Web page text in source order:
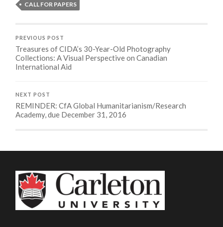
CALL FOR PAPERS
PREVIOUS POST
Treasures of CIDA’s 30-Year-Old Photography
Collections: A Visual Perspective on Canadian
International Aid
NEXT POST
REMINDER: CfA Global Humanitarianism/Research
Academy, due December 31, 2016